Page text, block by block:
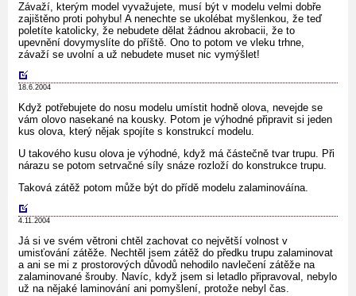
Závaží, kterým model vyvažujete, musí být v modelu velmi dobře
zajištěno proti pohybu! A nenechte se ukolébat myšlenkou, že teď
poletíte katolicky, že nebudete dělat žádnou akrobacii, že to
upevnění dovymyslíte do příště. Ono to potom ve vleku trhne,
závaží se uvolní a už nebudete muset nic vymýšlet!
18.6.2004
Když potřebujete do nosu modelu umístit hodně olova, nevejde se
vám olovo nasekané na kousky. Potom je výhodné připravit si jeden
kus olova, který nějak spojíte s konstrukcí modelu.
U takového kusu olova je výhodné, když má částečně tvar trupu. Při
nárazu se potom setrvačné síly snáze rozloží do konstrukce trupu.
Taková zátěž potom může být do přídě modelu zalaminováína.
4.11.2004
Já si ve svém větroni chtěl zachovat co největší volnost v
umisťování zátěže. Nechtěl jsem zátěž do předku trupu zalaminovat
a ani se mi z prostorových důvodů nehodilo navlečení zátěže na
zalaminované šrouby. Navíc, když jsem si letadlo připravoval, nebylo
už na nějaké laminování ani pomyšlení, protože nebyl čas.